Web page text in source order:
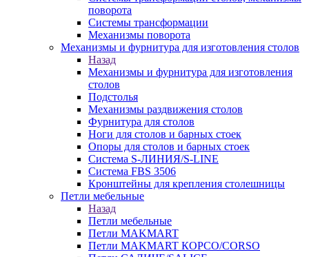
поворота
Системы трансформации
Механизмы поворота
Механизмы и фурнитура для изготовления столов
Назад
Механизмы и фурнитура для изготовления
столов
Подстолья
Механизмы раздвижения столов
Фурнитура для столов
Ноги для столов и барных стоек
Опоры для столов и барных стоек
Система S-ЛИНИЯ/S-LINE
Система FBS 3506
Кронштейны для крепления столешницы
Петли мебельные
Назад
Петли мебельные
Петли MAKMART
Петли MAKMART КОРСО/CORSO